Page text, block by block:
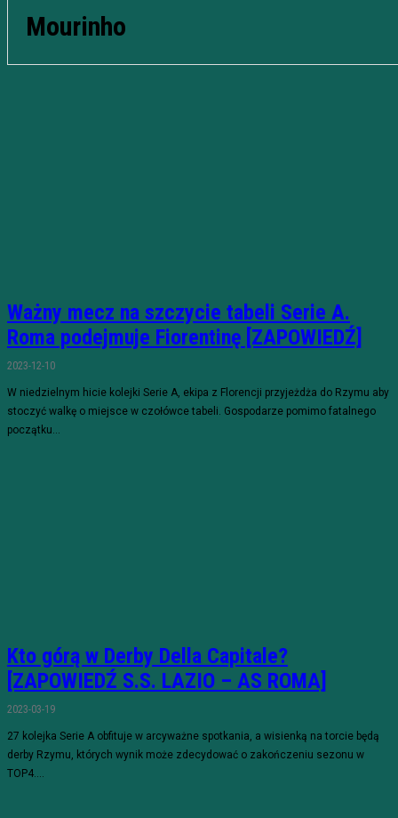
Mourinho
Ważny mecz na szczycie tabeli Serie A.
Roma podejmuje Fiorentinę [ZAPOWIEDŹ]
2023-12-10
W niedzielnym hicie kolejki Serie A, ekipa z Florencji przyjeżdża do Rzymu aby
stoczyć walkę o miejsce w czołówce tabeli. Gospodarze pomimo fatalnego
początku...
Kto górą w Derby Della Capitale?
[ZAPOWIEDŹ S.S. LAZIO – AS ROMA]
2023-03-19
27 kolejka Serie A obfituje w arcyważne spotkania, a wisienką na torcie będą
derby Rzymu, których wynik może zdecydować o zakończeniu sezonu w
TOP4....